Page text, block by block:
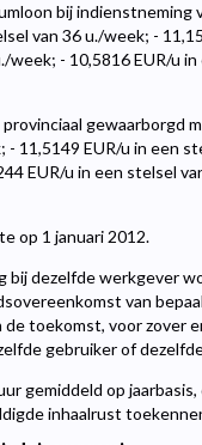
bij indienstneming
van 36 u./week; -
- 10,5816 EUR/u
gewaarborgd
11,5149 EUR/u in een
EUR/u in een stelsel
op 1 januari 2012.
bij dezelfde werkgever
van
de toekomst, voor zover
gebruiker of
gemiddeld op jaarbasis,
inhaalrust